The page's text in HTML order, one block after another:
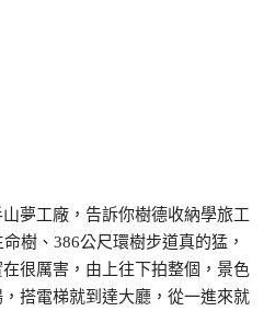
夢工廠，告訴你樹德收納學旅工
樹、386公尺環樹步道真的猛，
很厲害，由上往下拍整個，景色
搭電梯就到達大廳，從一進來就